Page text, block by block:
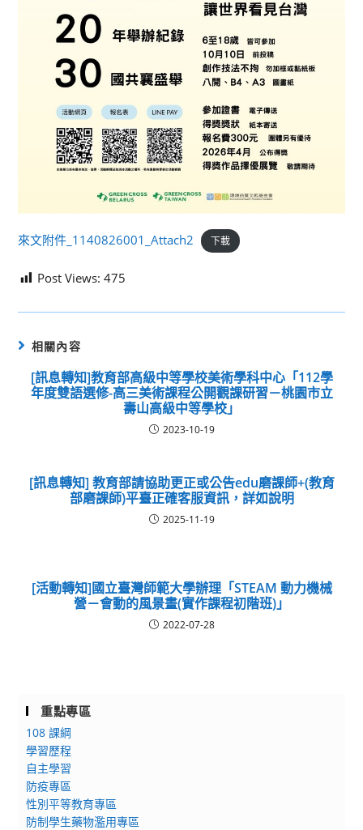
來文附件_1140826001_Attach2 下載
Post Views: 475
相關內容
[訊息轉知]教育部高級中等學校美術學科中心「112學
年度雙語選修-高三美術課程公開觀課研習－桃園市立
壽山高級中等學校」
2023-10-19
[訊息轉知] 教育部請協助更正或公告edu磨課師+(教育
部磨課師)平臺正確客服資訊，詳如說明
2025-11-19
[活動轉知]國立臺灣師範大學辦理「STEAM 動力機械
營－會動的風景畫(實作課程初階班)」
2022-07-28
重點專區
108 課綱
學習歷程
自主學習
防疫專區
性別平等教育專區
防制學生藥物濫用專區